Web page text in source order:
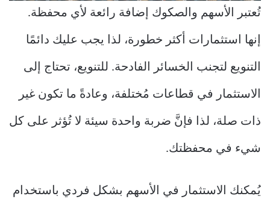
تُعتبر الأسهم والصكوك إضافة رائعة لأي محفظة.
إنها استثمارات أكثر خطورة، لذا يجب عليك دائمًا
التنويع لتجنب الخسائر الفادحة. للتنويع، تحتاج إلى
الاستثمار في قطاعات مُختلفة، وعادةً ما تكون غير
ذات صلة، لذا فإنَّ ضربة واحدة سيئة لا تُؤثر على كل
شيء في محفظتك.
يُمكنك الاستثمار في الأسهم بشكل فردي باستخدام